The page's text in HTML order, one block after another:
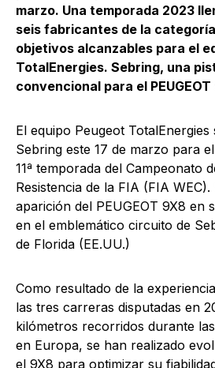
marzo. Una temporada 2023
seis fabricantes de la
objetivos alcanzables para el
TotalEnergies. Sebring, una
convencional para el PEUGEOT
El equipo Peugeot
Sebring este 17 de marzo para
11ª temporada del Campeonato
Resistencia de la FIA (FIA
aparición del PEUGEOT 9X8 en
en el emblemático circuito de
de Florida (EE.UU.)
Como resultado de la
las tres carreras disputadas en
kilómetros recorridos durante
en Europa, se han realizado
el 9X8 para optimizar su